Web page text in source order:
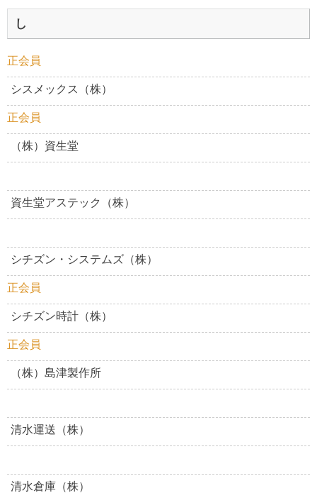
し
正会員
シスメックス（株）
正会員
（株）資生堂
資生堂アステック（株）
シチズン・システムズ（株）
正会員
シチズン時計（株）
正会員
（株）島津製作所
清水運送（株）
清水倉庫（株）